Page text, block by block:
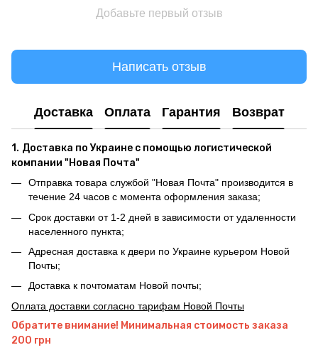
Добавьте первый отзыв
Написать отзыв
Доставка Оплата Гарантия Возврат
1. Доставка по Украине с помощью логистической
компании "Новая Почта"
Отправка товара службой "Новая Почта" производится в
течение 24 часов с момента оформления заказа;
Срок доставки от 1-2 дней в зависимости от удаленности
населенного пункта;
Адресная доставка к двери по Украине курьером Новой
Почты;
Доставка к почтоматам Новой почты;
Оплата доставки согласно тарифам Новой Почты
Обратите внимание! Минимальная стоимость заказа
200 грн